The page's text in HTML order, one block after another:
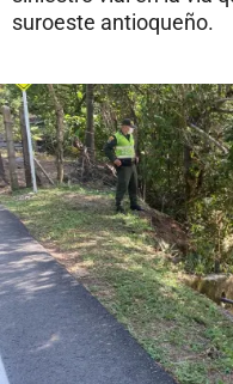
suroeste antioqueño.